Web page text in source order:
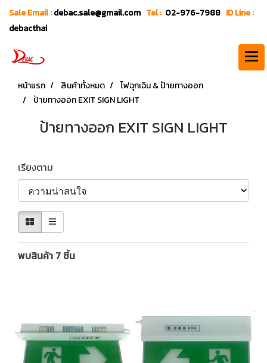
Sale Email :debac.sale@gmail.com Tel : 02-976-7988 ID Line :
debacthai
หน้าแรก สินค้าทั้งหมด
ไฟฉุกเฉิน & ป้ายทางออก
ป้ายทางออก EXIT SIGN LIGHT
ป้ายทางออก EXIT SIGN LIGHT
เรียงตาม
พบสินค้า 7 ชิ้น